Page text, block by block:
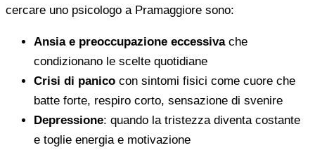
cercare uno psicologo a Pramaggiore sono:
Ansia e preoccupazione eccessivache
condizionano le scelte quotidiane
Crisi di panico con sintomi fisici come cuore che
batte forte, respiro corto, sensazione di svenire
Depressione: quando la tristezza diventa costante
e toglie energia e motivazione